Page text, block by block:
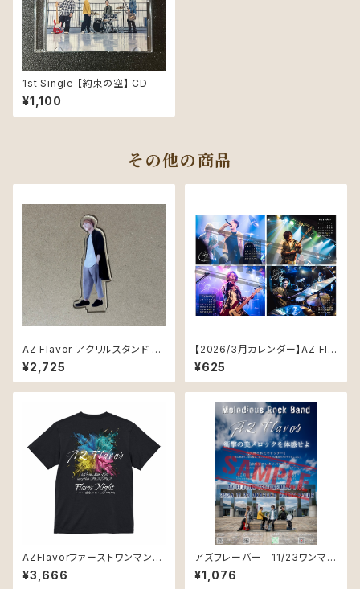
1st Single 【約束の空】 CD
¥1,100
その他の商品
AZ Flavor アクリルスタンド Vo
cal hitoki
¥2,725
【2026/3月カレンダー】AZ Fla
vor Photo Calendar Septe
mber version
¥625
AZFlavorファーストワンマン限
定 Tシャツ
¥3,666
アズフレーバー 11/23ワンマン
ライブ ポスター A2サイズ
¥1,076